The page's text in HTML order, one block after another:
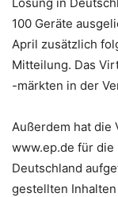
100 Geräte
April zusätzlich
Mitteilung. Das
-märkten in der
Außerdem hat die
www.ep.de für die
Deutschland
gestellten